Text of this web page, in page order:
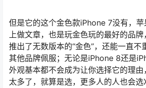
但是它的这个金色款iPhone 7没有，
上做文章，也是玩金色玩的最好的品
推出了无数版本的“金色”，还能一直不
其他品牌佩服；无论是iPhone 8还是
外观基本都不会成为让你选择它的理
太多了，就算是选，更多人的人也会